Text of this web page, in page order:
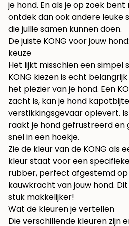
je hond. En als je op zoek
ontdek dan ook andere leuke
die jullie samen kunnen doen.
De juiste KONG voor jouw
keuze
Het lijkt misschien een simpel
KONG kiezen is echt
het plezier van je hond. Een
zacht is, kan je hond
verstikkingsgevaar oplevert.
raakt je hond gefrustreerd en
snel in een hoekje.
Zie de kleur van de KONG als
kleur staat voor een
rubber, perfect afgestemd
kauwkracht van jouw hond.
stuk makkelijker!
Wat de kleuren je vertellen
Die verschillende kleuren zijn